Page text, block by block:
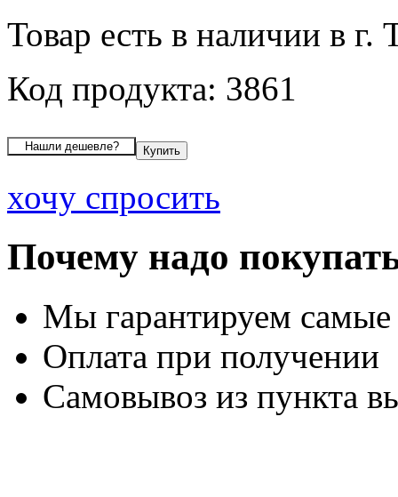
Товар есть в наличии в г.
Код продукта: 3861
хочу спросить
Почему надо
Мы гарантируем
Оплата при получении
Самовывоз из пункта